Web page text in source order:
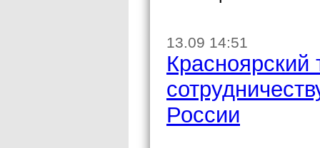
13.09 14:51
Красноярский
России